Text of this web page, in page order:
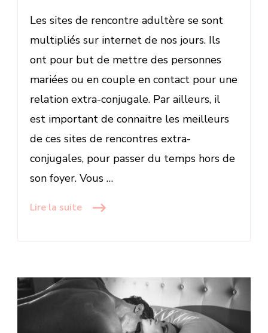
Les sites de rencontre adultère se sont
multipliés sur internet de nos jours. Ils
ont pour but de mettre des personnes
mariées ou en couple en contact pour une
relation extra-conjugale. Par ailleurs, il
est important de connaitre les meilleurs
de ces sites de rencontres extra-
conjugales, pour passer du temps hors de
son foyer. Vous …
Lire la suite